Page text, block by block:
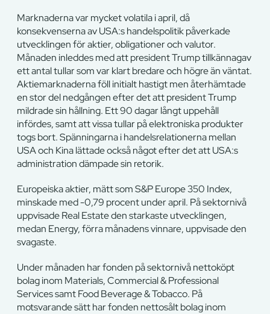
Marknaderna var mycket volatila i april, då
konsekvenserna av USA:s handelspolitik påverkade
utvecklingen för aktier, obligationer och valutor.
Månaden inleddes med att president Trump tillkännagav
ett antal tullar som var klart bredare och högre än väntat.
Aktiemarknaderna föll initialt hastigt men återhämtade
en stor del nedgången efter det att president Trump
mildrade sin hållning. Ett 90 dagar långt uppehåll
infördes, samt att vissa tullar på elektroniska produkter
togs bort. Spänningarna i handelsrelationerna mellan
USA och Kina lättade också något efter det att USA:s
administration dämpade sin retorik.
Europeiska aktier, mätt som S&P Europe 350 Index,
minskade med -0,79 procent under april. På sektornivå
uppvisade Real Estate den starkaste utvecklingen,
medan Energy, förra månadens vinnare, uppvisade den
svagaste.
Under månaden har fonden på sektornivå nettoköpt
bolag inom Materials, Commercial & Professional
Services samt Food Beverage & Tobacco. På
motsvarande sätt har fonden nettosålt bolag inom